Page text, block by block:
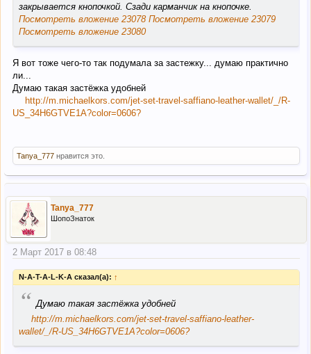
закрывается кнопочкой. Сзади карманчик на кнопочке.
Посмотреть вложение 23078 Посмотреть вложение 23079
Посмотреть вложение 23080
Я вот тоже чего-то так подумала за застежку... думаю практично
ли...
Думаю такая застёжка удобней
http://m.michaelkors.com/jet-set-travel-saffiano-leather-wallet/_/R-
US_34H6GTVE1A?color=0606?
Tanya_777 нравится это.
Tanya_777
ШопоЗнаток
2 Март 2017 в 08:48
N-A-T-A-L-K-A сказал(а): ↑
“ Думаю такая застёжка удобней
http://m.michaelkors.com/jet-set-travel-saffiano-leather-
wallet/_/R-US_34H6GTVE1A?color=0606?